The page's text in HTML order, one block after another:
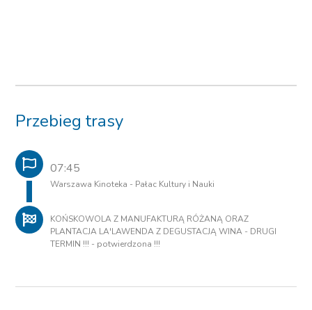
Przebieg trasy
07:45
Warszawa Kinoteka - Pałac Kultury i Nauki
KOŃSKOWOLA Z MANUFAKTURĄ RÓŻANĄ ORAZ
PLANTACJA LA'LAWENDA Z DEGUSTACJĄ WINA - DRUGI
TERMIN !!! - potwierdzona !!!